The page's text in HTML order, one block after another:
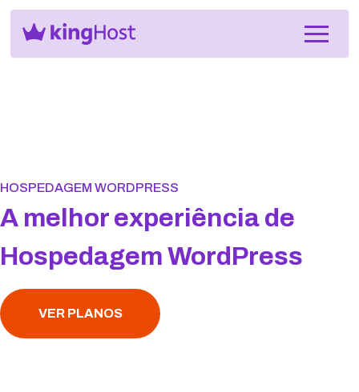
HOSPEDAGEM WORDPRESS
A melhor experiência de
Hospedagem WordPress
VER PLANOS